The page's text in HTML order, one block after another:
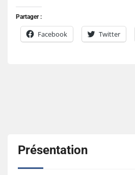
Partager :
Facebook Twitter
Présentation